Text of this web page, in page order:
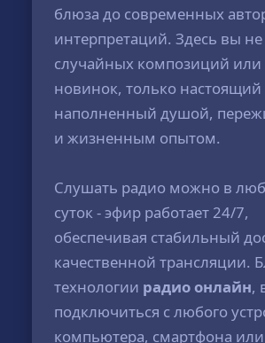
блюза до современных
интерпретаций. Здесь вы
случайных композиций или
новинок, только
наполненный душой,
и жизненным опытом.
Слушать радио можно в
суток - эфир работает 24/7,
обеспечивая стабильный
качественной трансляции.
технологии радио онлайн,
подключиться с любого
компьютера, смартфона или